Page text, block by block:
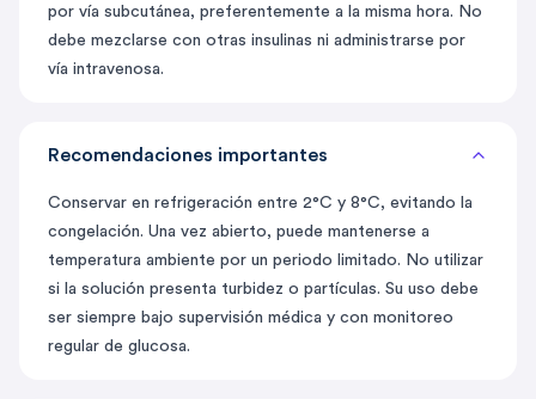
por vía subcutánea, preferentemente a la misma hora. No
debe mezclarse con otras insulinas ni administrarse por
vía intravenosa.
Recomendaciones importantes
Conservar en refrigeración entre 2°C y 8°C, evitando la
congelación. Una vez abierto, puede mantenerse a
temperatura ambiente por un periodo limitado. No utilizar
si la solución presenta turbidez o partículas. Su uso debe
ser siempre bajo supervisión médica y con monitoreo
regular de glucosa.